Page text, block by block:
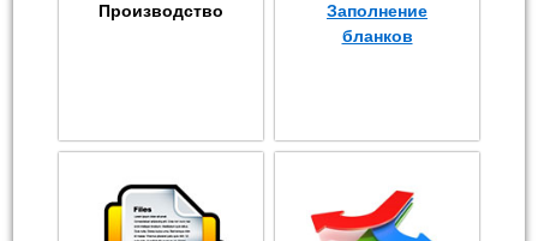
Производство
Заполнение
бланков